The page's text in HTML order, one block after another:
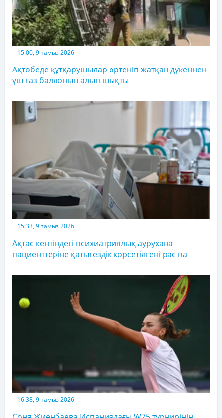
15:00, 9 тамыз 2026
Ақтөбеде құтқарушылар өртеніп жатқан дүкеннен
үш газ баллонын алып шықты
15:33, 9 тамыз 2026
Ақтас кентіндегі психиатриялық аурухана
пациенттеріне қатыгездік көрсетілгені рас па
16:38, 9 тамыз 2026